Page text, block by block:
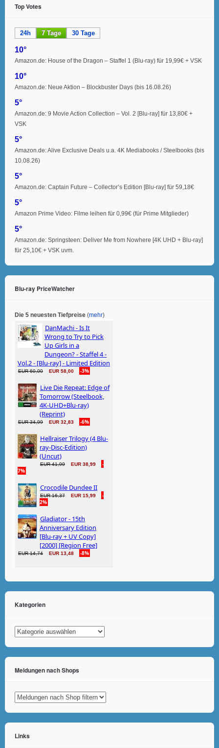
Top Votes
24h 7 Tage 30 Tage
10°
Amazon.de: House of the Dragon – Staffel 1 (Blu-ray) für 19,99€ + VSK
10°
Amazon.de: Neue Aktion – Blockbuster Days (bis 16.08.26)
5°
Amazon.de: 9 Movie Action Collection – Vol. 2 [Blu-ray] für 13,80€ +
VSK
5°
Amazon.de: Alive Exclusive Deals u.a. 4K Mediabooks / Steelbooks (bis
10.08.26)
5°
Amazon.de: Captain Future – Collector’s Edition [Blu-ray] für 59,18€
5°
Amazon Prime Video: Filme leihen für 0,99€ (für Prime Mitglieder)
5°
Amazon.de: Springsteen: Deliver Me from Nowhere [4K UHD + Blu-ray]
für 25,10€ + VSK uvm.
Blu-ray PriceWatcher
Die 5 neuesten Tiefpreise (mehr)
Kategorien
Kategorien
Meldungen nach Shops
Links